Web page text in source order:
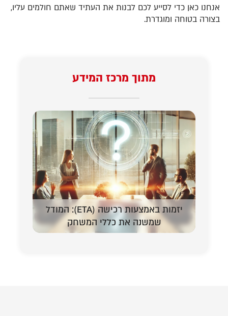
אנחנו כאן כדי לסייע לכם לבנות את העתיד שאתם חולמים עליו,
בצורה בטוחה ומוגדרת.
מתוך מרכז המידע
יזמות באמצעות רכישה (ETA): המודל
שמשנה את כללי המשחק